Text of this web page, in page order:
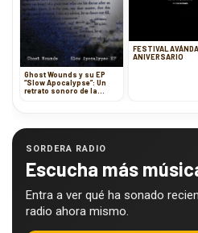
Ghost Wounds y su EP
“Slow Apocalypse”: Un
retrato sonoro de la
FESTIVAL
ANIVERSARIO
SORDERA RADIO
Escucha más
Entra a ver qué ha sonado
radio ahora mismo.